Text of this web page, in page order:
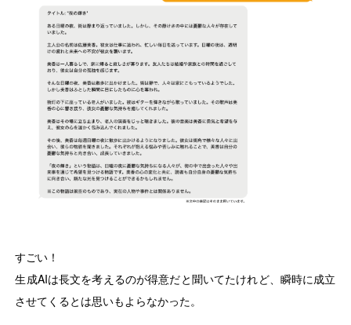
すごい！
生成AIは長文を考えるのが得意だと聞いてたけれど、瞬時に成立
させてくるとは思いもよらなかった。